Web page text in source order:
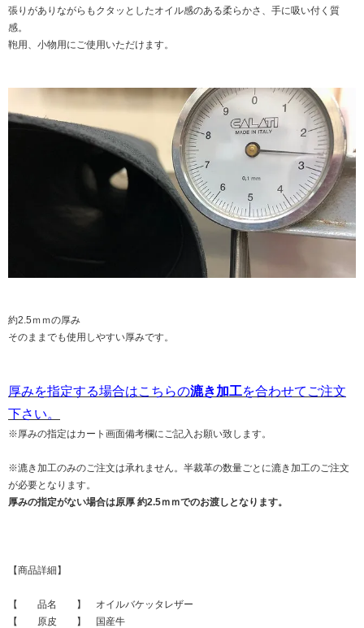
張りがありながらもクタッとしたオイル感のある柔らかさ、手に吸い付く質
感。
鞄用、小物用にご使用いただけます。
約2.5ｍｍの厚み
そのままでも使用しやすい厚みです。
厚みを指定する場合はこちらの漉き加工を合わせてご注文
下さい。
※厚みの指定はカート画面備考欄にご記入お願い致します。
※漉き加工のみのご注文は承れません。半裁革の数量ごとに漉き加工のご注文
が必要となります。
厚みの指定がない場合は原厚 約2.5ｍｍでのお渡しとなります。
【商品詳細】
【 品名 】 オイルバケッタレザー
【 原皮 】 国産牛